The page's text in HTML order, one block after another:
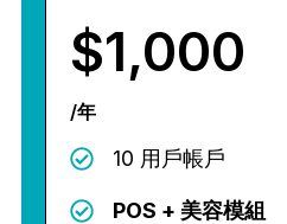
$1,000
/年
10 用戶帳戶
POS + 美容模組